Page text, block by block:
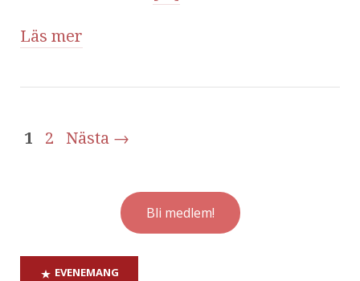
Läs mer
1 2 Nästa →
Bli medlem!
EVENEMANG